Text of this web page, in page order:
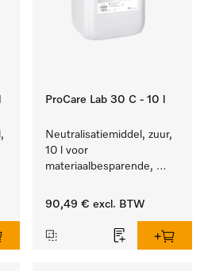
ProCare Lab 30 C - 10 l
Neutralisatiemiddel, zuur,
10 l voor
materiaalbesparende,
laboratoriumglasw. en -
90,49 € excl. BTW